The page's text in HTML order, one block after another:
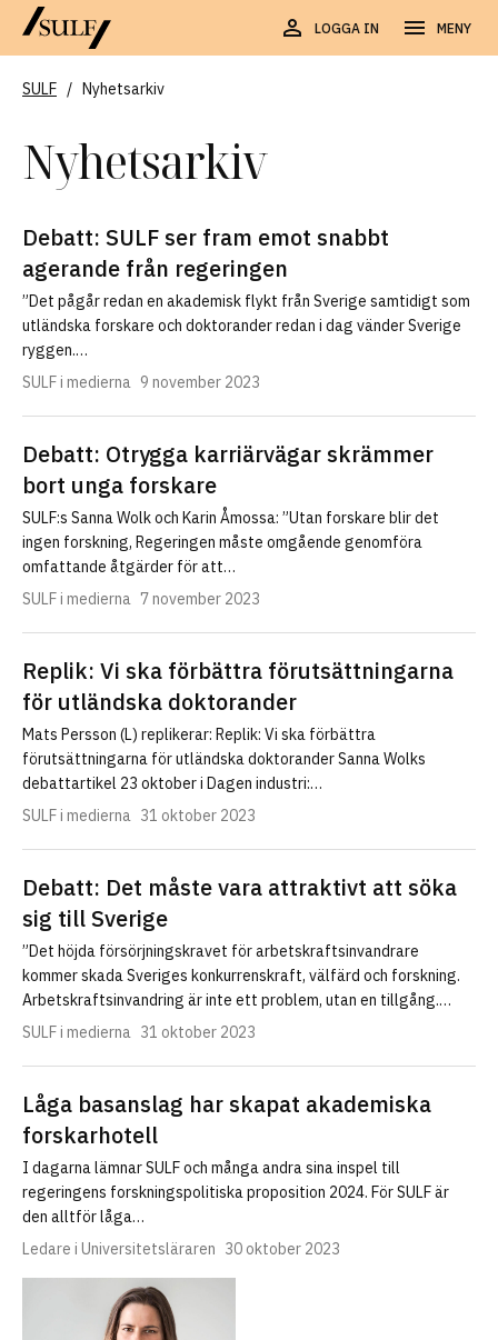
LOGGA IN MENY
SULF / Nyhetsarkiv
Nyhetsarkiv
Debatt: SULF ser fram emot snabbt
agerande från regeringen
”Det pågår redan en akademisk flykt från Sverige samtidigt som
utländska forskare och doktorander redan i dag vänder Sverige
ryggen.…
SULF i medierna 9 november 2023
Debatt: Otrygga karriärvägar skrämmer
bort unga forskare
SULF:s Sanna Wolk och Karin Åmossa: ”Utan forskare blir det
ingen forskning, Regeringen måste omgående genomföra
omfattande åtgärder för att…
SULF i medierna 7 november 2023
Replik: Vi ska förbättra förutsättningarna
för utländska doktorander
Mats Persson (L) replikerar: Replik: Vi ska förbättra
förutsättningarna för utländska doktorander Sanna Wolks
debattartikel 23 oktober i Dagen industri:…
SULF i medierna 31 oktober 2023
Debatt: Det måste vara attraktivt att söka
sig till Sverige
”Det höjda försörjningskravet för arbetskraftsinvandrare
kommer skada Sveriges konkurrenskraft, välfärd och forskning.
Arbetskraftsinvandring är inte ett problem, utan en tillgång.…
SULF i medierna 31 oktober 2023
Låga basanslag har skapat akademiska
forskarhotell
I dagarna lämnar SULF och många andra sina inspel till
regeringens forskningspolitiska proposition 2024. För SULF är
den alltför låga…
Ledare i Universitetsläraren 30 oktober 2023